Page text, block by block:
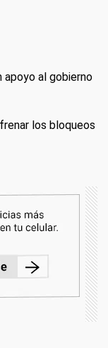
apoyo al gobierno
los bloqueos